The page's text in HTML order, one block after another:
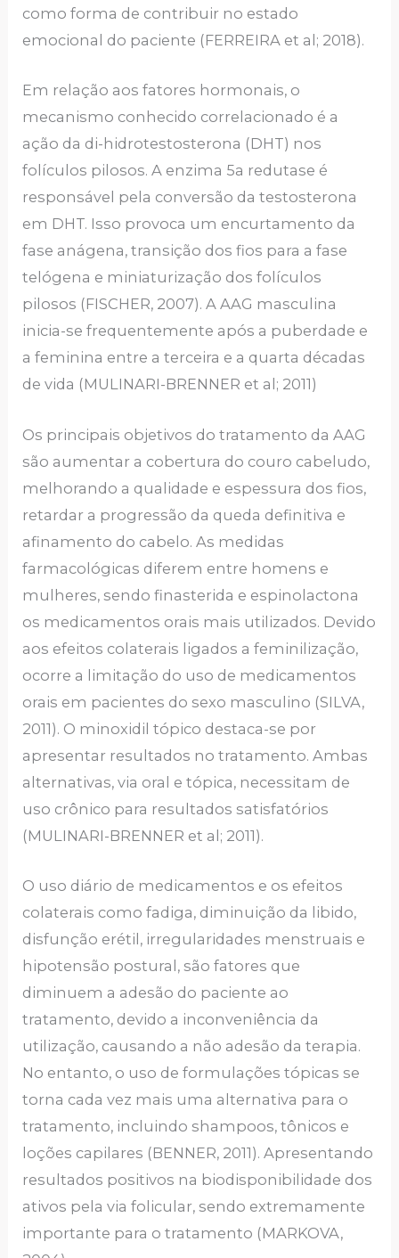
como forma de contribuir no estado
emocional do paciente (FERREIRA et al; 2018).
Em relação aos fatores hormonais, o
mecanismo conhecido correlacionado é a
ação da di-hidrotestosterona (DHT) nos
folículos pilosos. A enzima 5a redutase é
responsável pela conversão da testosterona
em DHT. Isso provoca um encurtamento da
fase anágena, transição dos fios para a fase
telógena e miniaturização dos folículos
pilosos (FISCHER, 2007). A AAG masculina
inicia-se frequentemente após a puberdade e
a feminina entre a terceira e a quarta décadas
de vida (MULINARI-BRENNER et al; 2011)
Os principais objetivos do tratamento da AAG
são aumentar a cobertura do couro cabeludo,
melhorando a qualidade e espessura dos fios,
retardar a progressão da queda definitiva e
afinamento do cabelo. As medidas
farmacológicas diferem entre homens e
mulheres, sendo finasterida e espinolactona
os medicamentos orais mais utilizados. Devido
aos efeitos colaterais ligados a feminilização,
ocorre a limitação do uso de medicamentos
orais em pacientes do sexo masculino (SILVA,
2011). O minoxidil tópico destaca-se por
apresentar resultados no tratamento. Ambas
alternativas, via oral e tópica, necessitam de
uso crônico para resultados satisfatórios
(MULINARI-BRENNER et al; 2011).
O uso diário de medicamentos e os efeitos
colaterais como fadiga, diminuição da libido,
disfunção erétil, irregularidades menstruais e
hipotensão postural, são fatores que
diminuem a adesão do paciente ao
tratamento, devido a inconveniência da
utilização, causando a não adesão da terapia.
No entanto, o uso de formulações tópicas se
torna cada vez mais uma alternativa para o
tratamento, incluindo shampoos, tônicos e
loções capilares (BENNER, 2011). Apresentando
resultados positivos na biodisponibilidade dos
ativos pela via folicular, sendo extremamente
importante para o tratamento (MARKOVA,